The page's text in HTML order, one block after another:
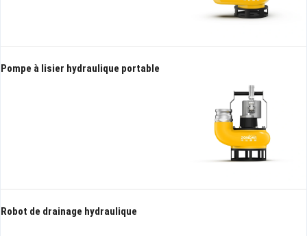
Pompe à lisier hydraulique portable
Robot de drainage hydraulique